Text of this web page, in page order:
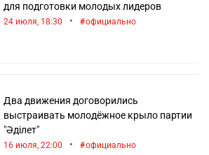
для подготовки молодых лидеров
24 июля, 18:30 • официально
Два движения договорились
выстраивать молодёжное крыло партии
"Әділет"
16 июля, 22:00 • официально